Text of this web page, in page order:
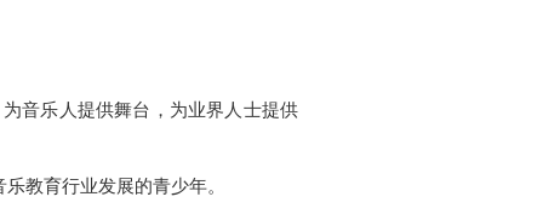
音乐人提供舞台，为业界人士提供
教育行业发展的青少年。